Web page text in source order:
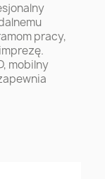
pracy,
mobilny